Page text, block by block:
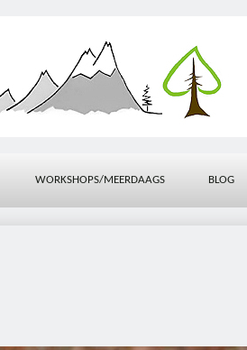
WORKSHOPS/MEERDAAGS BLOG